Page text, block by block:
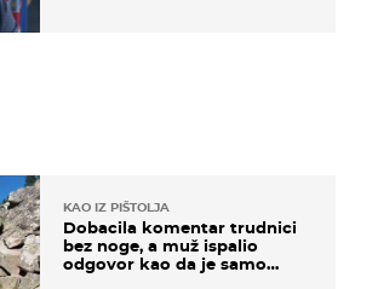
KAO IZ PIŠTOLJA
Dobacila komentar trudnici
bez noge, a muž ispalio
odgovor kao da je samo